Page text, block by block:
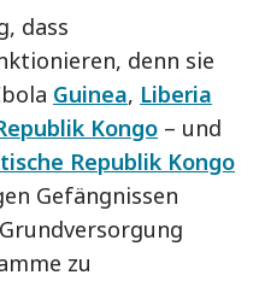
dass
denn sie
Guinea, Liberia
Kongo – und
Republik Kongo
Gefängnissen
zu